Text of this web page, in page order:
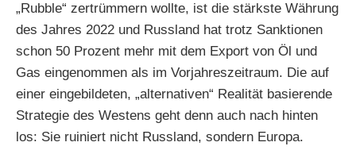
„Rubble“ zertrümmern wollte, ist die stärkste Währung
des Jahres 2022 und Russland hat trotz Sanktionen
schon 50 Prozent mehr mit dem Export von Öl und
Gas eingenommen als im Vorjahreszeitraum. Die auf
einer eingebildeten, „alternativen“ Realität basierende
Strategie des Westens geht denn auch nach hinten
los: Sie ruiniert nicht Russland, sondern Europa.